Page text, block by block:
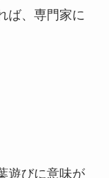
ば、専門家に
遊びに意味が